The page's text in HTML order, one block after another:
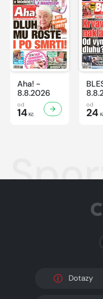
Aha! -
8.8.2026
od
14Kč
od
24
Dotazy